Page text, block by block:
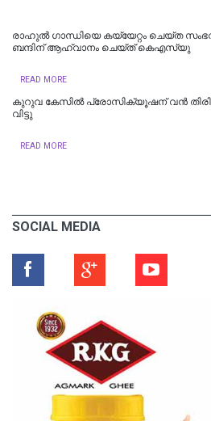
രാഹുൽ ​ഗാന്ധിയെ കയ്യേറ്റം ചെയ്ത
ബന്ദിന് ആഹ്വാനം ചെയ്ത് കെഎസ്‍യു
READ MORE
കുറുവ കേസിൽ പ്രോസിക്യൂഷന് വൻ
വിട്ടു
READ MORE
SOCIAL MEDIA